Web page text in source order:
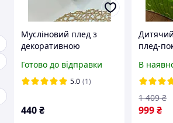
Мусліновий плед з
декоративною
Готово до відправки
5.0 (1)
440₴
плед-
100%
В
999₴
1 409 ₴